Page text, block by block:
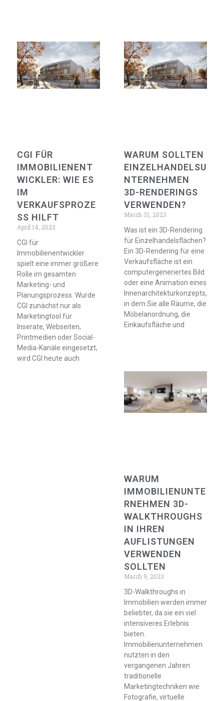
CGI FÜR
IMMOBILIENENT
WICKLER: WIE ES
IM
VERKAUFSPROZE
SS HILFT
April 14, 2023
CGI für
Immobilienentwickler
spielt eine immer größere
Rolle im gesamten
Marketing- und
Planungsprozess. Wurde
CGI zunächst nur als
Marketingtool für
Inserate, Webseiten,
Printmedien oder Social-
Media-Kanäle eingesetzt,
wird CGI heute auch
WARUM SOLLTEN
EINZELHANDELSU
NTERNEHMEN
3D-RENDERINGS
VERWENDEN?
March 31, 2023
Was ist ein 3D-Rendering
für Einzelhandelsflächen?
Ein 3D-Rendering für eine
Verkaufsfläche ist ein
computergeneriertes Bild
oder eine Animation eines
Innenarchitekturkonzepts,
in dem Sie alle Räume, die
Möbelanordnung, die
Einkaufsfläche und
WARUM
IMMOBILIENUNTE
RNEHMEN 3D-
WALKTHROUGHS
IN IHREN
AUFLISTUNGEN
VERWENDEN
SOLLTEN
March 9, 2023
3D-Walkthroughs in
Immobilien werden immer
beliebter, da sie ein viel
intensiveres Erlebnis
bieten.
Immobilienunternehmen
nutzten in den
vergangenen Jahren
traditionelle
Marketingtechniken wie
Fotografie, virtuelle